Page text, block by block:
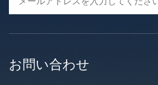
お問い合わせ